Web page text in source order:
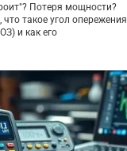
Потеря мощности?
что такое угол опережения
и как его